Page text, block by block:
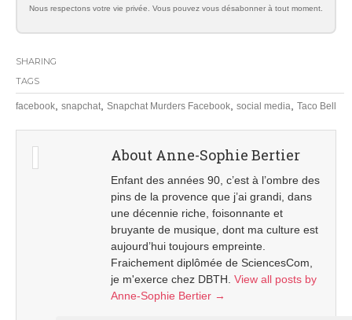
Nous respectons votre vie privée. Vous pouvez vous désabonner à tout moment.
SHARING
TAGS
facebook snapchat Snapchat Murders Facebook social media Taco Bell
About Anne-Sophie Bertier
Enfant des années 90, c’est à l’ombre des
pins de la provence que j’ai grandi, dans
une décennie riche, foisonnante et
bruyante de musique, dont ma culture est
aujourd’hui toujours empreinte.
Fraichement diplômée de SciencesCom,
je m'exerce chez DBTH. View all posts by
Anne-Sophie Bertier →